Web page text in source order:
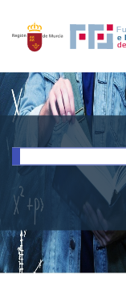
INICIO
INVESTIGACIÓN
RRHH